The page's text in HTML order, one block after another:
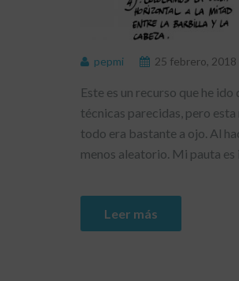
pepmi 25 febrero, 2018
Este es un recurso que he
técnicas parecidas, pero
todo era bastante a ojo. Al
menos aleatorio. Mi pauta
Leer más